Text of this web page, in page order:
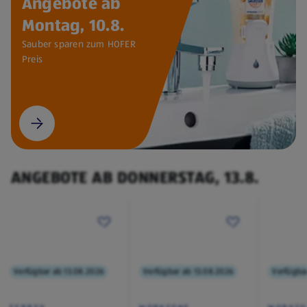
Montag, 10.8.
Sauber sparen zum HOFER
Preis
ANGEBOTE AB DONNERSTAG, 13.8.
Verfügbar ab 13.08.2026 Verfügbar ab 13.08.2026